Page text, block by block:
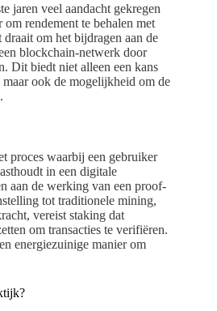
jaren veel aandacht gekregen
rendement te behalen met
om het bijdragen aan de
blockchain-netwerk door
Dit biedt niet alleen een kans
ook de mogelijkheid om de
proces waarbij een gebruiker
in een digitale
aan de werking van een proof-
tot traditionele mining,
vereist staking dat
om transacties te verifiëren.
energiezuinige manier om